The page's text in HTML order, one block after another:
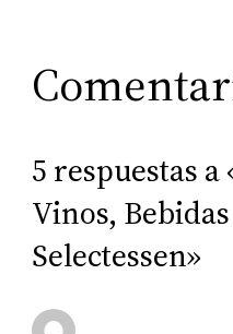
5 respuestas
Vinos,
Selectessen»